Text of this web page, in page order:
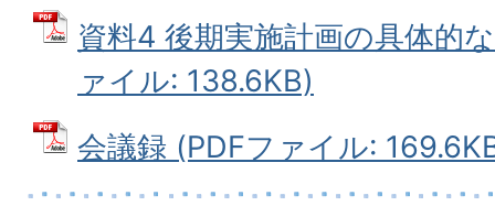
資料4 後期実施計画の具体的
ァイル: 138.6KB)
会議録 (PDFファイル: